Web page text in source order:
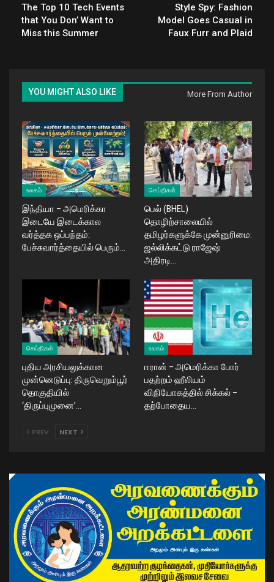
The Top 10 Tech Events
that You Don’ Want to
Miss this Summer
Style Spy: Fashion
Model Goes Casual in
Faux Furr and Plaid
YOU MIGHT ALSO LIKE More From Author
உலகம்
இந்தியா – அமெரிக்கா
இடையே இடைக்கால
வர்த்தக ஒப்பந்தம்:
பேச்சுவார்த்தையில் பெரும்…
செய்திகள்
பெல் (BHEL)
தொழிற்சாலையில்
தமிழர்களுக்கே முன்னுரிமை:
ஜல்லிக்கட்டு ராஜேஷ்
அதிரடி…
செய்திகள்
புதிய அரசியலுக்கான
முன்னெடுப்பு: திருவெறும்பூர்
தொகுதியில்
‘திருப்புமுனை’…
உலகம்
ஈரான் – அமெரிக்கா போர்
பதற்றம் ஹீலியம்
விநியோகத்தில் சிக்கல் –
தற்போதைய…
PREV NEXT